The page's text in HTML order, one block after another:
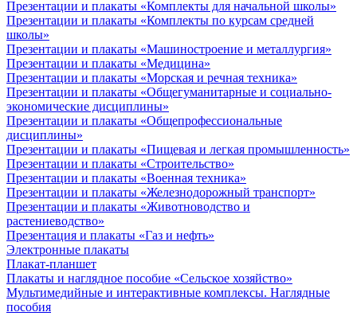
Презентации и плакаты «Комплекты для начальной школы»
Презентации и плакаты «Комплекты по курсам средней
школы»
Презентации и плакаты «Машиностроение и металлургия»
Презентации и плакаты «Медицина»
Презентации и плакаты «Морская и речная техника»
Презентации и плакаты «Общегуманитарные и социально-
экономические дисциплины»
Презентации и плакаты «Общепрофессиональные
дисциплины»
Презентации и плакаты «Пищевая и легкая промышленность»
Презентации и плакаты «Строительство»
Презентации и плакаты «Военная техника»
Презентации и плакаты «Железнодорожный транспорт»
Презентации и плакаты «Животноводство и
растениеводство»
Презентация и плакаты «Газ и нефть»
Электронные плакаты
Плакат-планшет
Плакаты и наглядное пособие «Сельское хозяйство»
Мультимедийные и интерактивные комплексы. Наглядные
пособия